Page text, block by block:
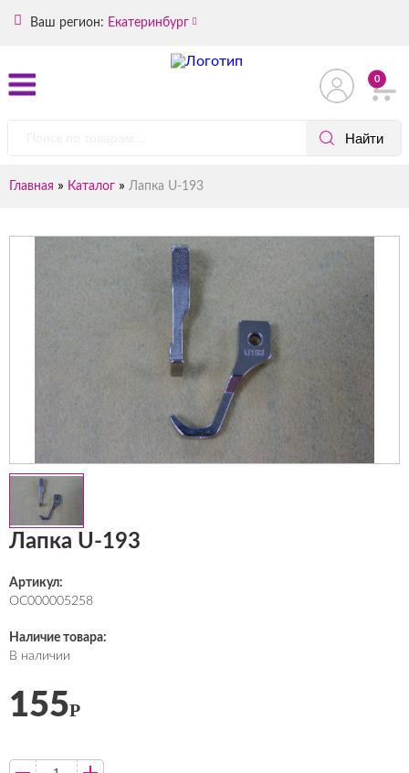
Ваш регион: Екатеринбург
0
Главная » Каталог » Лапка U-193
Лапка U-193
Артикул:
ОС000005258
Наличие товара:
В наличии
155Р